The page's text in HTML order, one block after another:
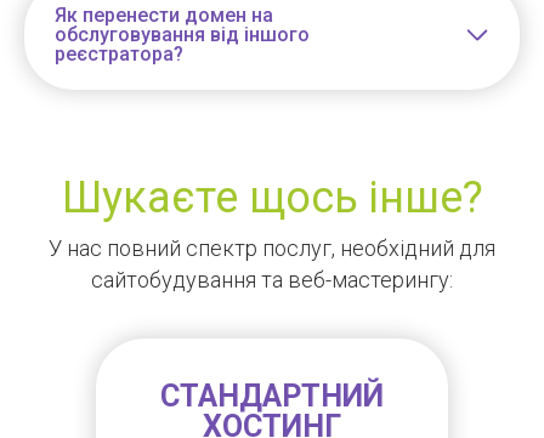
Як перенести домен на
обслуговування від іншого
реєстратора?
Шукаєте щось інше?
У нас повний спектр послуг, необхідний для
сайтобудування та веб-мастерингу:
СТАНДАРТНИЙ
ХОСТИНГ